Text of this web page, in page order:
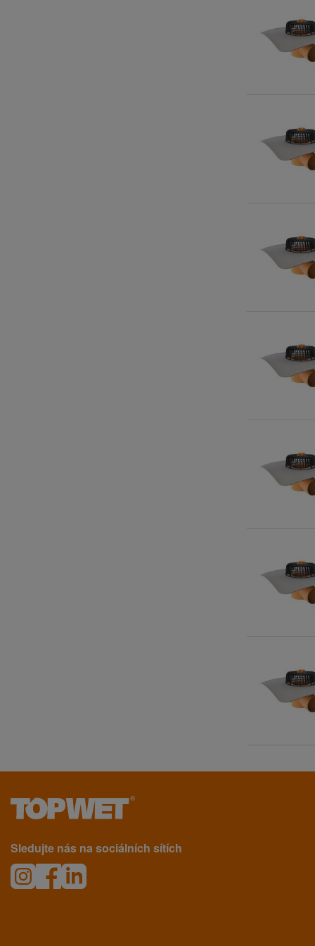
Sledujte nás na sociálních sítích